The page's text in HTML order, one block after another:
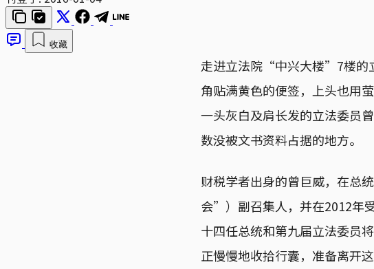
收藏
走进立法院“中兴大楼”7楼的
角贴满黄色的便签，上头也用
一头灰白及肩长发的立法委员
数没被文书资料占据的地方。
财税学者出身的曾巨威，在
会”）副召集人，并在2012年
十四任总统和第九届立法委员
正慢慢地收拾行囊，准备离开